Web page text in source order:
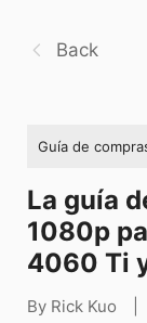
Back
Guía de
La guía
1080p
4060 Ti
By Rick Kuo